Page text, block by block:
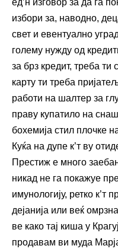
избори за, наводно,
свет и евентуално
голему нужду од
за брз кредит, треба
карту ти треба
работи на шалтер за
праву купатило на
бохемија стил плочке
Куќа на дупе к’т ву
Престиж е много
никад не га покажуе
имунологију, ретко к’т
дејанија или веќ
ве како тај киша у
продавам ви муда